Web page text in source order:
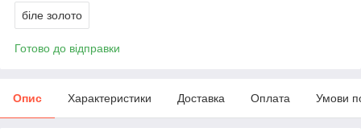
біле золото
Готово до відправки
Опис Характеристики Доставка Оплата Умови